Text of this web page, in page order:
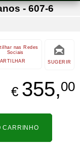
- 607-6
SUGERIR
€ 355,00
CARRINHO